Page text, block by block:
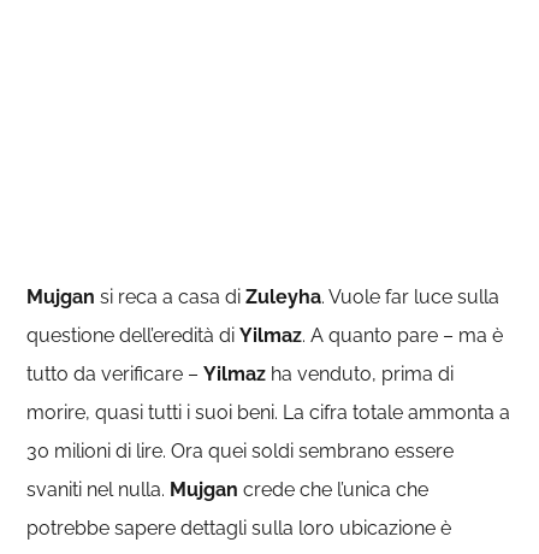
Mujgan si reca a casa diZuleyha. Vuole far luce sulla
questione dell’eredità diYilmaz. A quanto pare – ma è
tutto da verificare –Yilmaz ha venduto, prima di
morire, quasi tutti i suoi beni. La cifra totale ammonta a
30 milioni di lire. Ora quei soldi sembrano essere
svaniti nel nulla. Mujgan crede che l’unica che
potrebbe sapere dettagli sulla loro ubicazione è